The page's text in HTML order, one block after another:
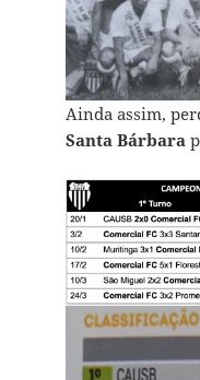
Ainda assim,
Santa Bárbara